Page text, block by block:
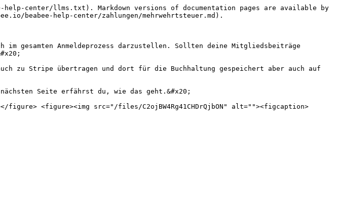
center/llms.txt). Markdown versions of documentation pages are available by
beabee-help-center/zahlungen/mehrwehrtsteuer.md).
gesamten Anmeldeprozess darzustellen. Sollten deine Mitgliedsbeiträge
zu Stripe übertragen und dort für die Buchhaltung gespeichert aber auch auf
Seite erfährst du, wie das geht.&#x20;
figure> <figure><img src="/files/C2ojBW4Rg41CHDrQjbON" alt=""><figcaption>